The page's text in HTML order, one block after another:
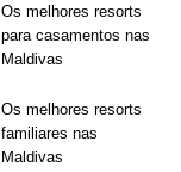
Os melhores resorts
para casamentos nas
Maldivas
Os melhores resorts
familiares nas
Maldivas